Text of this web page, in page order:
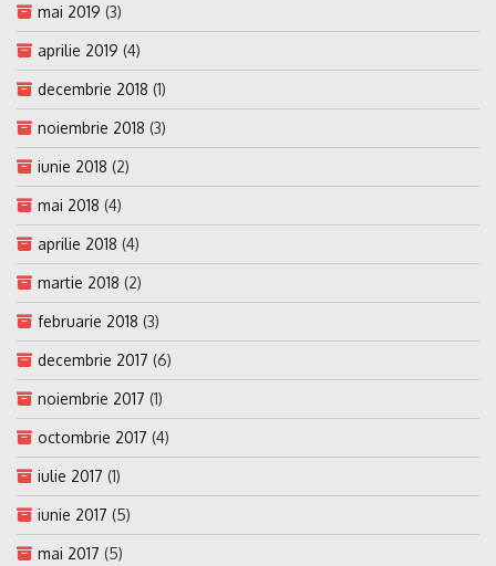
mai 2019 (3)
aprilie 2019 (4)
decembrie 2018 (1)
noiembrie 2018 (3)
iunie 2018 (2)
mai 2018 (4)
aprilie 2018 (4)
martie 2018 (2)
februarie 2018 (3)
decembrie 2017 (6)
noiembrie 2017 (1)
octombrie 2017 (4)
iulie 2017 (1)
iunie 2017 (5)
mai 2017 (5)